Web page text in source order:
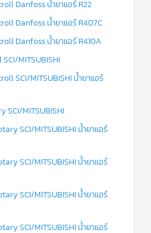
Danfoss น้ำยาแอร์ R22
Danfoss น้ำยาแอร์ R407C
Danfoss น้ำยาแอร์ R410A
MITSUBISHI
SCI/MITSUBISHI น้ำยาแอร์
SCI/MITSUBISHI
SCI/MITSUBISHI น้ำยาแอร์
SCI/MITSUBISHI น้ำยาแอร์
SCI/MITSUBISHI น้ำยาแอร์
SCI/MITSUBISHI น้ำยาแอร์